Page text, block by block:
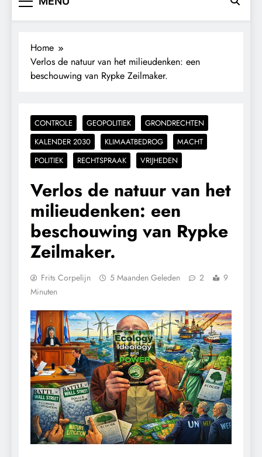
Home
Verlos de natuur van het milieudenken: een
beschouwing van Rypke Zeilmaker.
CONTROLE GEOPOLITIEK
GRONDRECHTEN
KALENDER 2030
KLIMAATBEDROG
MACHT
POLITIEK
RECHTSPRAAK VRIJHEDEN
Verlos de natuur van het
milieudenken: een
beschouwing van Rypke
Zeilmaker.
Frits Corpelijn 5 Maanden Geleden 2
9
Minuten